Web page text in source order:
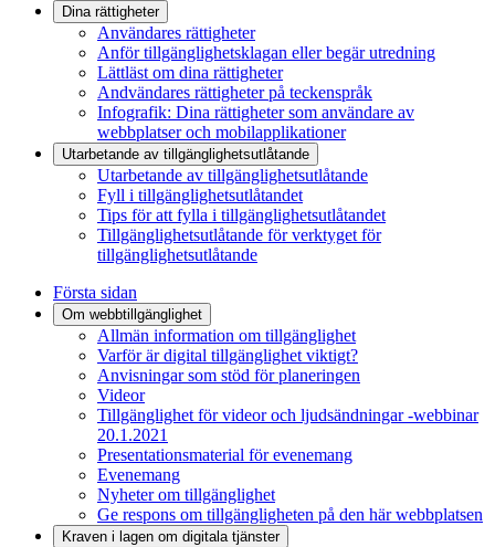
Dina rättigheter
Användares rättigheter
Anför tillgänglighetsklagan eller begär utredning
Lättläst om dina rättigheter
Andvändares rättigheter på teckenspråk
Infografik: Dina rättigheter som användare av
webbplatser och mobilapplikationer
Utarbetande av tillgänglighets­utlåtande
Utarbetande av tillgänglighetsutlåtande
Fyll i tillgänglighetsutlåtandet
Tips för att fylla i tillgänglighetsutlåtandet
Tillgänglighetsutlåtande för verktyget för
tillgänglighetsutlåtande
Första sidan
Om webbtillgänglighet
Allmän information om tillgänglighet
Varför är digital tillgänglighet viktigt?
Anvisningar som stöd för planeringen
Videor
Tillgänglighet för videor och ljudsändningar -webbinar
20.1.2021
Presentationsmaterial för evenemang
Evenemang
Nyheter om tillgänglighet
Ge respons om tillgängligheten på den här webbplatsen
Kraven i lagen om digitala tjänster